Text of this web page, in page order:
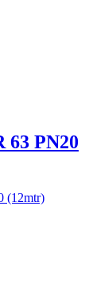
63 PN20
(12mtr)